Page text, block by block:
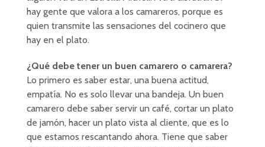
hay gente que valora a los camareros, porque es
quien transmite las sensaciones del cocinero que
hay en el plato.
¿Qué debe tener un buen camarero o camarera?
Lo primero es saber estar, una buena actitud,
empatía. No es solo llevar una bandeja. Un buen
camarero debe saber servir un café, cortar un plato
de jamón, hacer un plato vista al cliente, que es lo
que estamos rescantando ahora. Tiene que saber